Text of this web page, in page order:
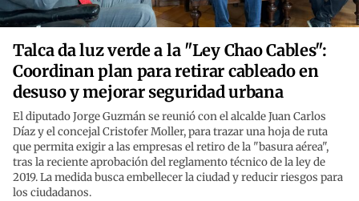
Talca da luz verde a la "Ley Chao Cables":
Coordinan plan para retirar cableado en
desuso y mejorar seguridad urbana
El diputado Jorge Guzmán se reunió con el alcalde Juan Carlos
Díaz y el concejal Cristofer Moller, para trazar una hoja de ruta
que permita exigir a las empresas el retiro de la "basura aérea",
tras la reciente aprobación del reglamento técnico de la ley de
2019. La medida busca embellecer la ciudad y reducir riesgos para
los ciudadanos.